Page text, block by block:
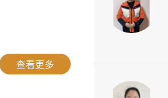
查看更多